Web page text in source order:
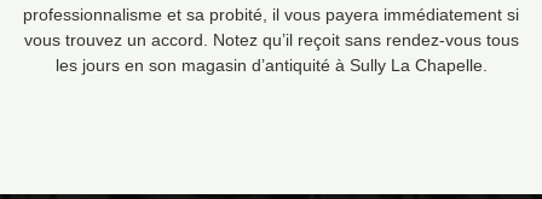
professionnalisme et sa probité, il vous payera immédiatement si
vous trouvez un accord. Notez qu’il reçoit sans rendez-vous tous
les jours en son magasin d’antiquité à Sully La Chapelle.